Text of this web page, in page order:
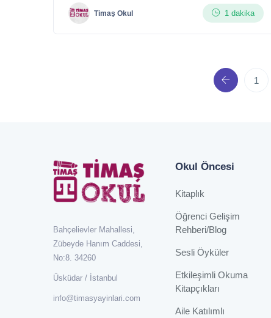
Timaş Okul 1 dakika
Previous
1
Bahçelievler Mahallesi,
Zübeyde Hanım Caddesi,
No:8. 34260
Üsküdar / İstanbul
info@timasyayinlari.com
Okul Öncesi
Kitaplık
Öğrenci Gelişim
Rehberi/Blog
Sesli Öyküler
Etkileşimli Okuma
Kitapçıkları
Aile Katılımlı